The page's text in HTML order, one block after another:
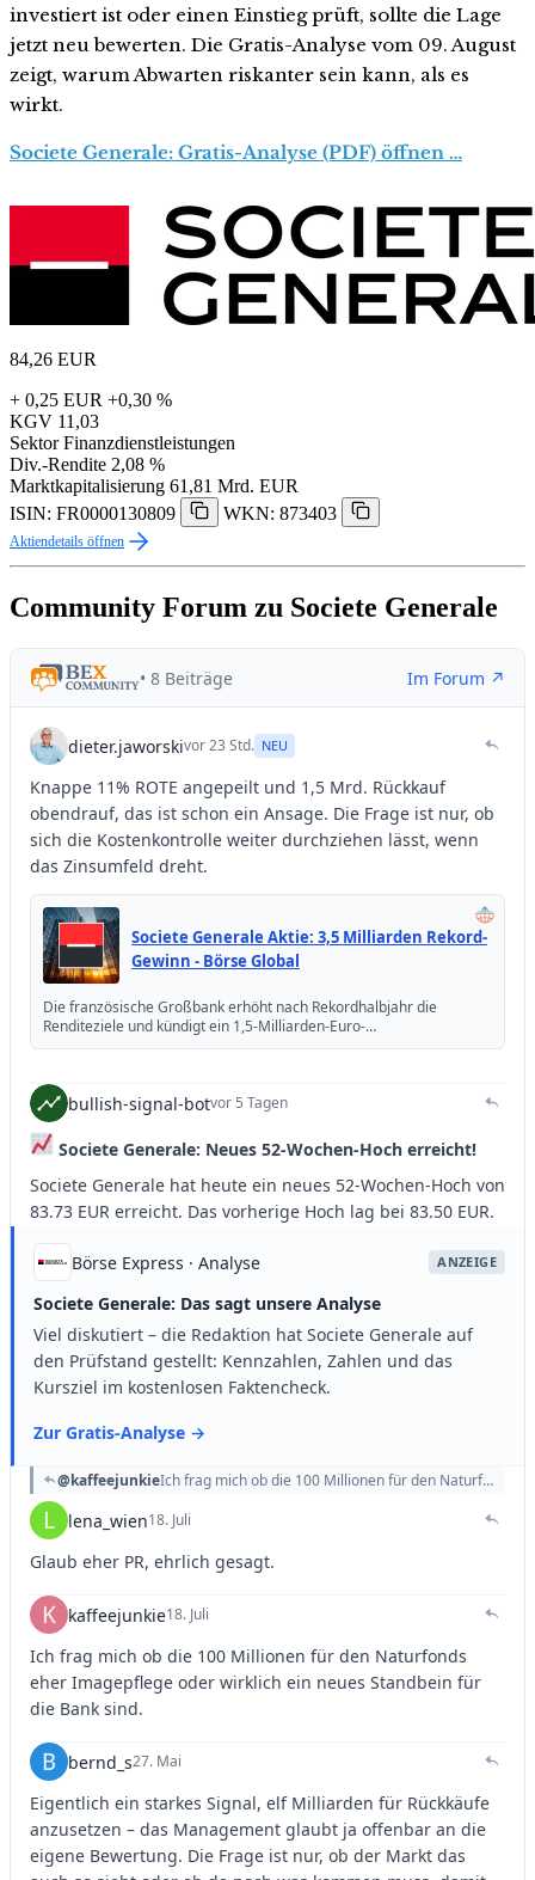
investiert ist oder einen Einstieg prüft, sollte die Lage
jetzt neu bewerten. Die Gratis-Analyse vom 09. August
zeigt, warum Abwarten riskanter sein kann, als es
wirkt.
Societe Generale: Gratis-Analyse (PDF) öffnen …
84,26 EUR
+ 0,25 EUR +0,30 %
KGV 11,03
Sektor Finanzdienstleistungen
Div.-Rendite 2,08 %
Marktkapitalisierung 61,81 Mrd. EUR
ISIN: FR0000130809
WKN: 873403
Aktiendetails öffnen
Community Forum zu Societe Generale